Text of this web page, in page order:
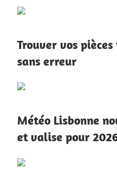
Trouver vos
sans erreur
Météo Lisbonne
et valise pour